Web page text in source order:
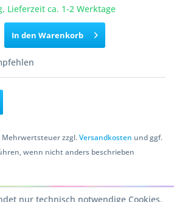
Lieferzeit ca. 1-2 Werktage
In den Warenkorb
Mehrwertsteuer zzgl.Versandkosten und ggf.
wenn nicht anders beschrieben
nur technisch notwendige Cookies.